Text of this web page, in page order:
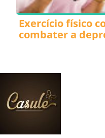
Exercício físico
combater a